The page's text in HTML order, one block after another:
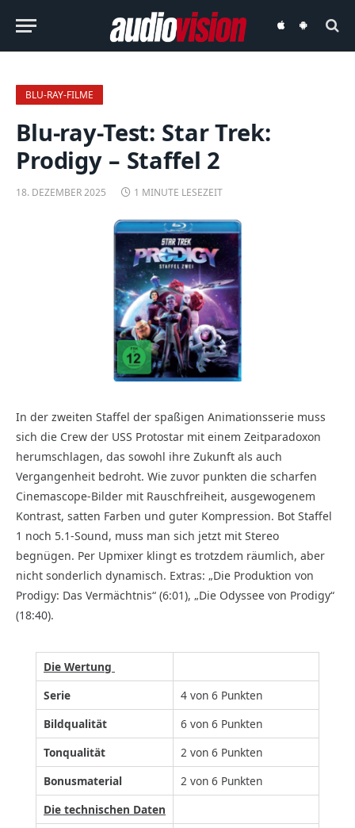
audiovisionaudiovision
BLU-RAY-FILME
Blu-ray-Test: Star Trek:
Prodigy – Staffel 2
18. DEZEMBER 2025 1 MINUTE LESEZEIT
In der zweiten Staffel der spaßigen Animationsserie muss
sich die Crew der USS Protostar mit einem Zeitparadoxon
herumschlagen, das sowohl ihre Zukunft als auch
Vergangenheit bedroht. Wie zuvor punkten die scharfen
Cinemascope-Bilder mit Rauschfreiheit, ausgewogenem
Kontrast, satten Farben und guter Kompression. Bot Staffel
1 noch 5.1-Sound, muss man sich jetzt mit Stereo
begnügen. Per Upmixer klingt es trotzdem räumlich, aber
nicht sonderlich dynamisch. Extras: „Die Produktion von
Prodigy: Das Vermächtnis“ (6:01), „Die Odyssee von Prodigy“
(18:40).
Die Wertung
Serie
4 von 6 Punkten
Bildqualität
6 von 6 Punkten
Tonqualität
2 von 6 Punkten
Bonusmaterial
2 von 6 Punkten
Die technischen Daten